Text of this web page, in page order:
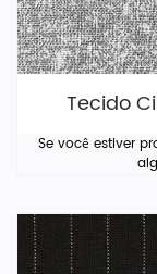
Tecido
Se você estiver